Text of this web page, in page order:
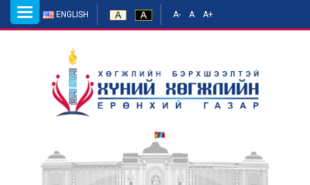
ENGLISH A- A A+
Toggle
navigation